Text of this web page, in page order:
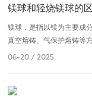
镁球和轻烧镁球的
镁球，是指以镁为主要成
真空熔铸、气保护熔铸等
06-20 / 2025